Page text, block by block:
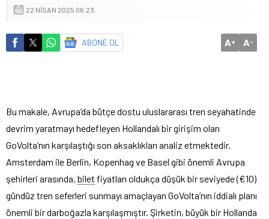
22 NISAN 2025 06:23
ABONE OL A+ A-
Bu makale, Avrupa’da bütçe dostu uluslararası tren seyahatinde
devrim yaratmayı hedefleyen Hollandalı bir girişim olan
GoVolta’nın karşılaştığı son aksaklıkları analiz etmektedir.
Amsterdam ile Berlin, Kopenhag ve Basel gibi önemli Avrupa
şehirleri arasında, bilet fiyatları oldukça düşük bir seviyede (€10)
gündüz tren seferleri sunmayı amaçlayan GoVolta’nın iddialı planı
önemli bir darboğazla karşılaşmıştır. Şirketin, büyük bir Hollanda